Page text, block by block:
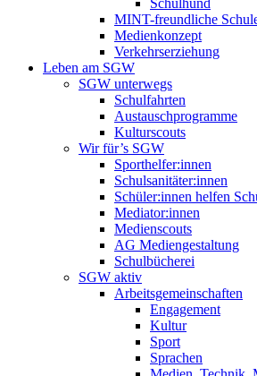
Schulhund
MINT-freundliche
Medienkonzept
Verkehrserziehung
Leben am SGW
SGW unterwegs
Schulfahrten
Austauschprogramme
Kulturscouts
Wir für’s SGW
Sporthelfer:innen
Schulsanitäter:innen
Schüler:innen helfen
Mediator:innen
Medienscouts
AG Mediengestaltung
Schulbücherei
SGW aktiv
Arbeitsgemeinschaften
Engagement
Kultur
Sport
Sprachen